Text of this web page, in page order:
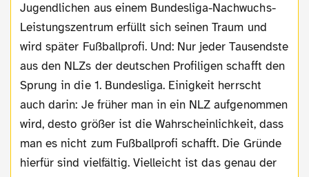
Jugendlichen aus einem Bundesliga-Nachwuchs-
Leistungszentrum erfüllt sich seinen Traum und
wird später Fußballprofi. Und: Nur jeder Tausendste
aus den NLZs der deutschen Profiligen schafft den
Sprung in die 1. Bundesliga. Einigkeit herrscht
auch darin: Je früher man in ein NLZ aufgenommen
wird, desto größer ist die Wahrscheinlichkeit, dass
man es nicht zum Fußballprofi schafft. Die Gründe
hierfür sind vielfältig. Vielleicht ist das genau der